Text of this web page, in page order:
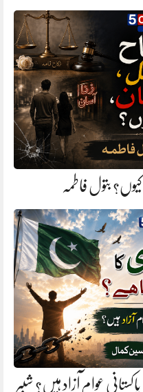
بتول فاطمہ
عوام آزاد ہیں؟ شبیر